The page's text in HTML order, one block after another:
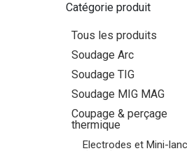
Catégorie produit
Tous les produits
Soudage Arc
Soudage TIG
Soudage MIG MAG
Coupage & perçage
thermique
Electrodes et Mini-